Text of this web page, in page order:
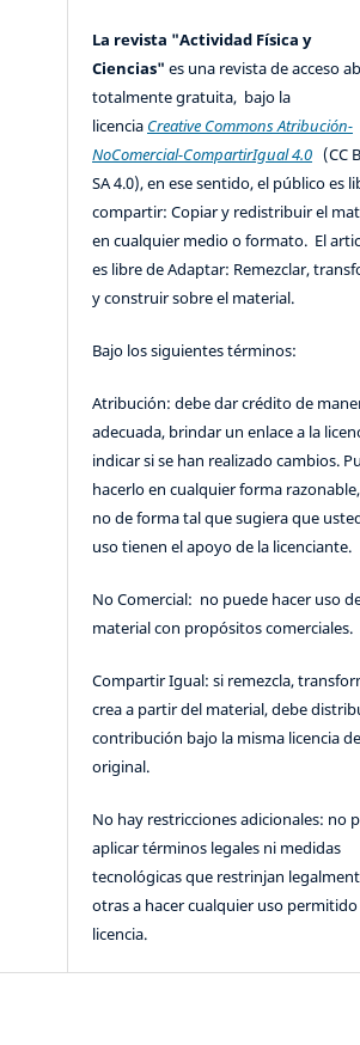
La revista "Actividad Física y
Ciencias"es una revista de acceso
totalmente gratuita, bajo la
licencia Creative Commons Atribución-
NoComercial-CompartirIgual 4.0 (CC
SA 4.0), en ese sentido, el público es
compartir: Copiar y redistribuir el
en cualquier medio o formato. El
es libre de Adaptar: Remezclar,
y construir sobre el material.
Bajo los siguientes términos:
Atribución: debe dar crédito de
adecuada, brindar un enlace a la
indicar si se han realizado cambios.
hacerlo en cualquier forma
no de forma tal que sugiera que
uso tienen el apoyo de la licenciante.
No Comercial: no puede hacer uso
material con propósitos comerciales.
Compartir Igual: si remezcla,
crea a partir del material, debe
contribución bajo la misma licencia
original.
No hay restricciones adicionales: no
aplicar términos legales ni medidas
tecnológicas que restrinjan
otras a hacer cualquier uso
licencia.